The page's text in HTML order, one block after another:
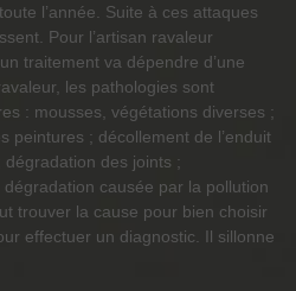
l’année. Suite à ces attaques
Pour l’artisan ravaleur
traitement va dépendre d’une
les pathologies sont
: mousses, végétations diverses ;
peintures ; décollement de l’enduit
des joints ;
causée par la pollution
trouver la cause pour bien choisir
effectuer un diagnostic. Il sillonne